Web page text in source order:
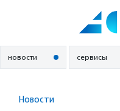
новости сервисы
Новости